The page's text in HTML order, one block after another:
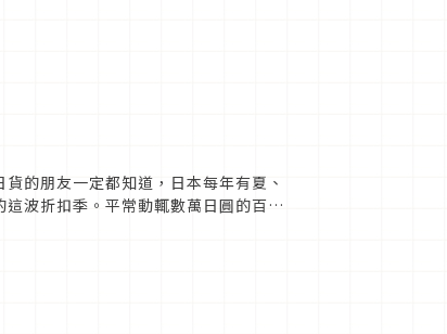
的朋友一定都知道，日本每年有夏、
波折扣季。平常動輒數萬日圓的百貨
年冬季大阪地區各...